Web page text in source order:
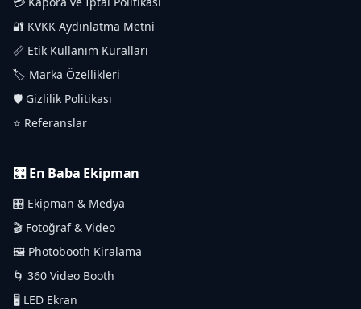
🔐 KVKK Aydınlatma Metni
📏 Etik Kullanım Kuralları
🏷️ Marka Özellikleri
🛡️ Gizlilik Politikası
⭐ Referanslar
🎛️ En Baba Ekipman
🎛️ Ekipman & Medya
🎬 Fotoğraf & Video
🖼️ Photobooth Kiralama
🌀 360 Video Booth
🖥️ LED Ekran